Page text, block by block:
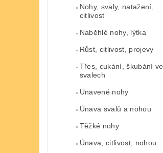
Nohy, svaly, natažení,
citlivost
Naběhlé nohy, lýtka
Růst, citlivost, projevy
Třes, cukání, škubání ve
svalech
Unavené nohy
Únava svalů a nohou
Těžké nohy
Únava, citlivost, nohou